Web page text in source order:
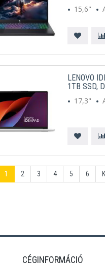
15,6"
LENOVO
1TB SSD,
17,3"
1 2 3 4 5 6
CÉGINFORMÁCIÓ